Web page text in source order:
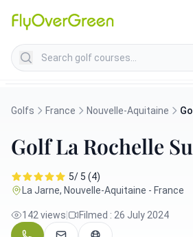
Search golf courses
Golfs France Nouvelle-Aquitaine
Golf La Rochelle
5/ 5 (4)
La Jarne, Nouvelle-Aquitaine - France
142 views Filmed : 26 July 2024